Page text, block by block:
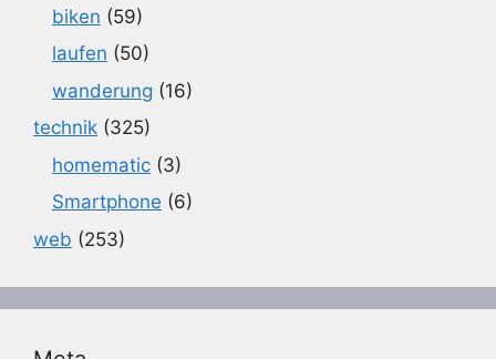
biken (59)
laufen (50)
wanderung (16)
technik (325)
homematic (3)
Smartphone (6)
web (253)